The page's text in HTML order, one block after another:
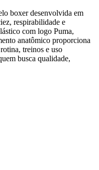
boxer desenvolvida em
respirabilidade e
com logo Puma,
anatômico proporciona
treinos e uso
busca qualidade,